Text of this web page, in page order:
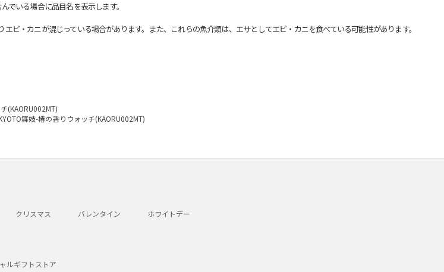
でいる場合に品目名を表示します。
・カニが混じっている場合があります。また、これらの魚介類は、エサとしてエビ・カニを食べている可能性があります。
(KAORU002MT)
舞妓-椿の香りウォッチ(KAORU002MT)
クリスマス バレンタイン ホワイトデー
ルギフトストア